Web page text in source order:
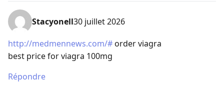
Stacyonell30 juillet 2026
http://medmennews.com/#order viagra
best price for viagra 100mg
Répondre